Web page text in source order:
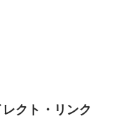
クト・リンク